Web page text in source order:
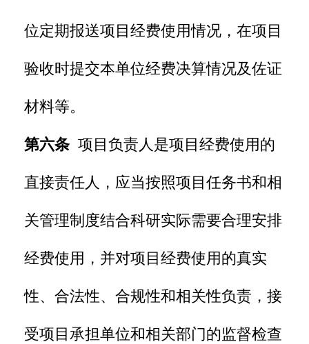
位定期报送项目经费使用情况，在项目
验收时提交本单位经费决算情况及佐证
材料等。
第六条 项目负责人是项目经费使用的
直接责任人，应当按照项目任务书和相
关管理制度结合科研实际需要合理安排
经费使用，并对项目经费使用的真实
性、合法性、合规性和相关性负责，接
受项目承担单位和相关部门的监督检查